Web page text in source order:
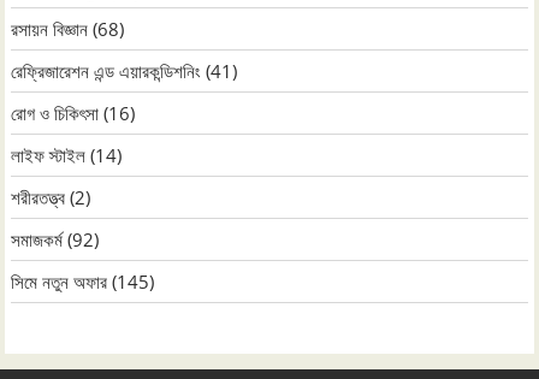
রসায়ন বিজ্ঞান (68)
রেফ্রিজারেশন এন্ড এয়ারকন্ডিশনিং (41)
রোগ ও চিকিৎসা (16)
লাইফ স্টাইল (14)
শরীরতত্ত্ব (2)
সমাজকর্ম(92)
সিমে নতুন ‍অফার (145)